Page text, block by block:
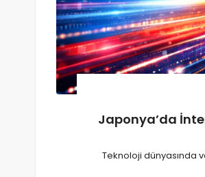
Japonya’da
Teknoloji dünyasında